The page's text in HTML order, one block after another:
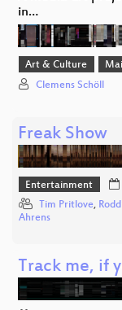
in…
Art & Culture
Clemens Schöll
Freak Show
Entertainment
Tim Pritlove,
Ahrens
Track me, if